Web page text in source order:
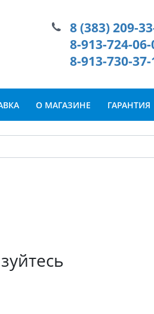
8 (383) 209-
8-913-724-06-
8-913-730-
О МАГАЗИНЕ ГАРАНТИЯ